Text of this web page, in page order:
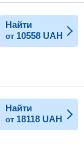
Найти
от 10558 UAH
Найти
от 18118 UAH